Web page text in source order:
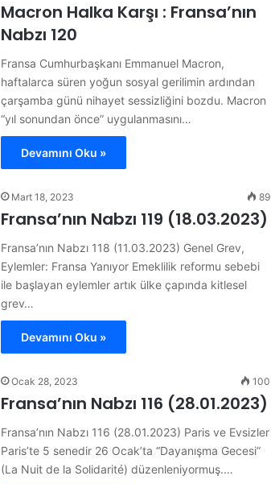
Macron Halka Karşı : Fransa’nın
Nabzı 120
Fransa Cumhurbaşkanı Emmanuel Macron,
haftalarca süren yoğun sosyal gerilimin ardından
çarşamba günü nihayet sessizliğini bozdu. Macron
“yıl sonundan önce” uygulanmasını…
Devamını Oku »
Mart 18, 2023 89
Fransa’nın Nabzı 119 (18.03.2023)
Fransa’nın Nabzı 118 (11.03.2023) Genel Grev,
Eylemler: Fransa Yanıyor Emeklilik reformu sebebi
ile başlayan eylemler artık ülke çapında kitlesel
grev…
Devamını Oku »
Ocak 28, 2023 100
Fransa’nın Nabzı 116 (28.01.2023)
Fransa’nın Nabzı 116 (28.01.2023) Paris ve Evsizler
Paris’te 5 senedir 26 Ocak’ta “Dayanışma Gecesi”
(La Nuit de la Solidarité) düzenleniyormuş.…